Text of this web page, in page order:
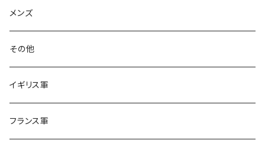
メンズ
その他
イギリス軍
フランス軍